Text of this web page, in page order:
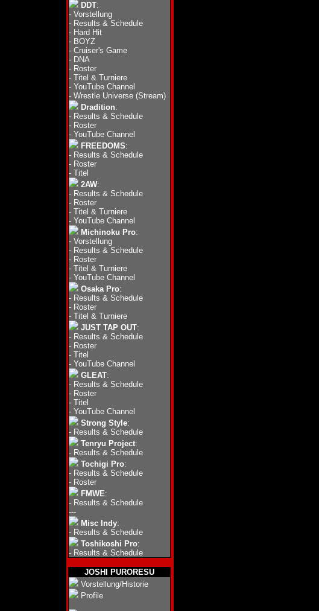
DDT:
- Vorstellung
- Results & Schedule
- Hard Hit
- BOYZ
- Cruiser's Game
- DNA
- Roster
- Titel & Turniere
- YouTube Channel
- Wrestle Universe (Stream)
Dradition:
- Results & Schedule
- Roster
- YouTube Channel
FREEDOMS:
- Results & Schedule
- Roster
- Titel
2AW:
- Results & Schedule
- Roster
- Titel & Turniere
- YouTube Channel
Michinoku Pro:
- Vorstellung
- Results & Schedule
- Roster
- Titel & Turniere
- YouTube Channel
Osaka Pro:
- Results & Schedule
- Roster
- Titel & Turniere
JUST TAP OUT:
- Results & Schedule
- Roster
- Titel
- YouTube Channel
GLEAT:
- Results & Schedule
- Roster
- Titel
- YouTube Channel
Strong Style:
- Results & Schedule
Tenryu Project:
- Results & Schedule
Tochigi Pro:
- Results & Schedule
- Roster
FMWE:
- Results & Schedule
---
Misc Indy:
- Results & Schedule
Toshikoshi Pro:
- Results & Schedule
JOSHI PURORESU
Vorstellung/Historie
Profile